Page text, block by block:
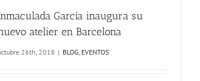
García inaugura su
atelier en Barcelona
26th, 2018 | BLOG, EVENTOS